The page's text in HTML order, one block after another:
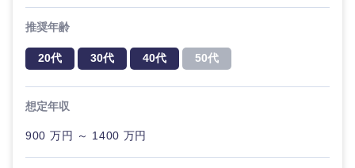
推奨年齢
20代 30代 40代 50代
想定年収
900 万円 ～ 1400 万円